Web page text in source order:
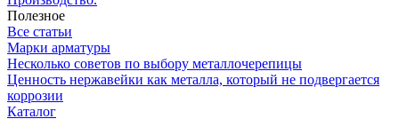
Полезное
Все статьи
Марки арматуры
Несколько советов по выбору металлочерепицы
Ценность нержавейки как металла, который не подвергается
коррозии
Каталог